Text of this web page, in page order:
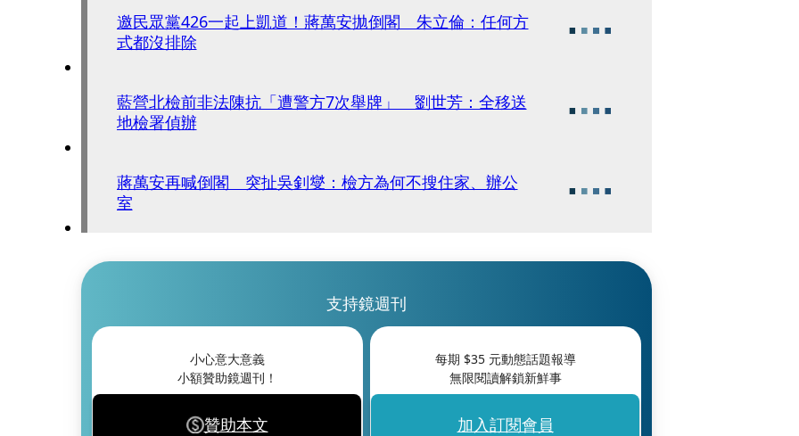
邀民眾黨426一起上凱道！蔣萬安拋倒閣 朱立倫：任何方
式都沒排除
藍營北檢前非法陳抗「遭警方7次舉牌」 劉世芳：全移送
地檢署偵辦
蔣萬安再喊倒閣 突扯吳釗燮：檢方為何不搜住家、辦公
室
支持鏡週刊
小心意大意義
小額贊助鏡週刊！
贊助本文
每期 $35元動態話題報導
無限閱讀解鎖新鮮事
加入訂閱會員